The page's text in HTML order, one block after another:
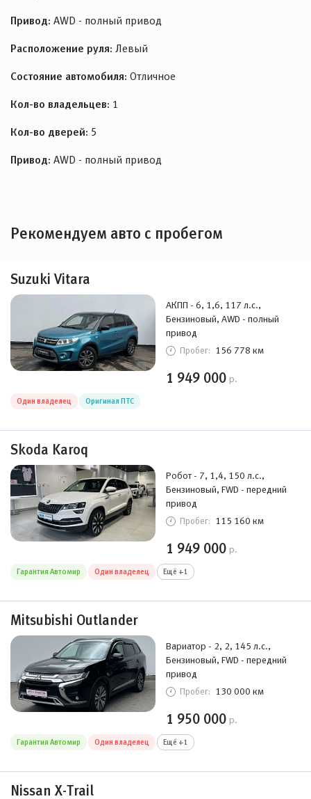
Привод: AWD - полный привод
Расположение руля: Левый
Состояние автомобиля: Отличное
Кол-во владельцев: 1
Кол-во дверей: 5
Привод: AWD - полный привод
Рекомендуем авто с пробегом
Suzuki Vitara
АКПП - 6, 1,6, 117 л.с.,
Бензиновый, AWD - полный
привод
Пробег: 156 778 км
1 949 000 р.
Один владелец Оригинал ПТС
Skoda Karoq
Робот - 7, 1,4, 150 л.с.,
Бензиновый, FWD - передний
привод
Пробег: 115 160 км
1 949 000 р.
Гарантия Автомир Один владелец Ещё +1
Mitsubishi Outlander
Вариатор - 2, 2, 145 л.с.,
Бензиновый, FWD - передний
привод
Пробег: 130 000 км
1 950 000 р.
Гарантия Автомир Один владелец Ещё +1
Nissan X-Trail